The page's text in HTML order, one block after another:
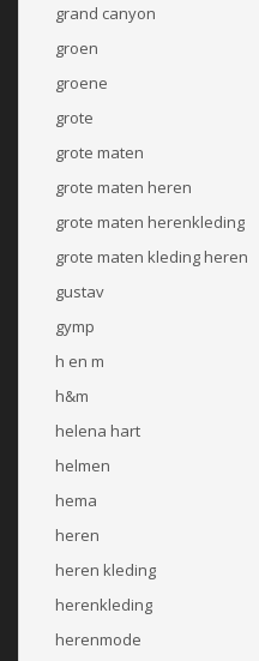
grand canyon
groen
groene
grote
grote maten
grote maten heren
grote maten herenkleding
grote maten kleding heren
gustav
gymp
h en m
h&m
helena hart
helmen
hema
heren
heren kleding
herenkleding
herenmode